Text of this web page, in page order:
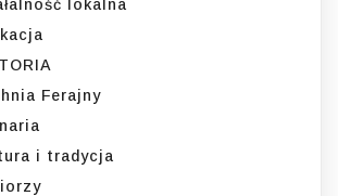
lokalna
Ferajny
i tradycja